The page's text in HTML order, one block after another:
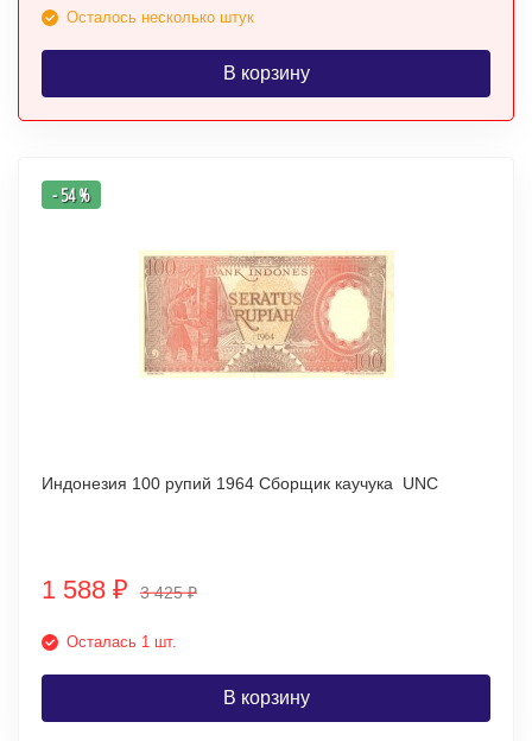
Осталось несколько штук
В корзину
- 54 %
Индонезия 100 рупий 1964 Сборщик каучука UNC
1 588 ₽ 3 425₽
Осталась 1 шт.
В корзину